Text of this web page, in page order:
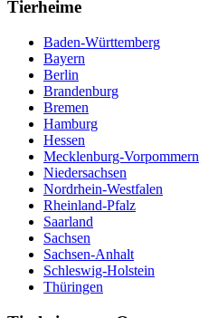
Tierheime
Baden-Württemberg
Bayern
Berlin
Brandenburg
Bremen
Hamburg
Hessen
Mecklenburg-Vorpommern
Niedersachsen
Nordrhein-Westfalen
Rheinland-Pfalz
Saarland
Sachsen
Sachsen-Anhalt
Schleswig-Holstein
Thüringen